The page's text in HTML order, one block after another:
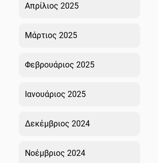
Απρίλιος 2025
Μάρτιος 2025
Φεβρουάριος 2025
Ιανουάριος 2025
Δεκέμβριος 2024
Νοέμβριος 2024